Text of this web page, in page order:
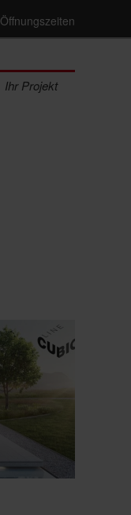
Öffnungszeiten
Ihr Projekt